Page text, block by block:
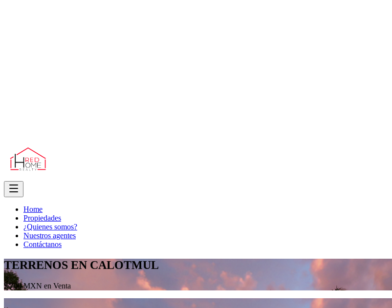
Home
Propiedades
¿Quienes somos?
Nuestros agentes
Contáctanos
TERRENOS EN CALOTMUL
$ 700 MXN en Venta